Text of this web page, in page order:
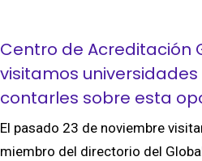
Centro de Acreditación
visitamos
contarles sobre esta
El pasado 23 de noviembre
miembro del directorio del